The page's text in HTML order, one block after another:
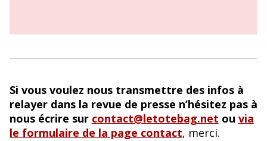
Si vous voulez nous transmettre des infos à
relayer dans la revue de presse n’hésitez pas à
nous écrire sur contact@letotebag.net ou via
le formulaire de la page contact, merci.